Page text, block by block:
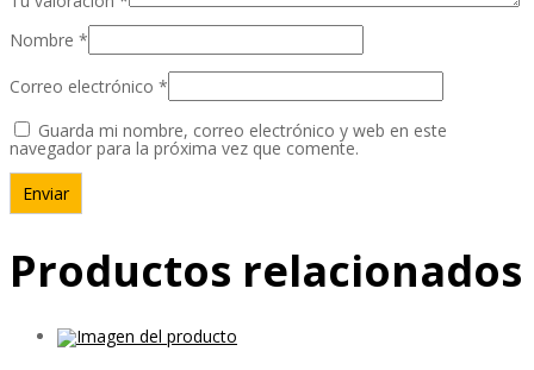
Nombre *
Correo electrónico *
Guarda mi nombre, correo electrónico y web en este
navegador para la próxima vez que comente.
Productos relacionados